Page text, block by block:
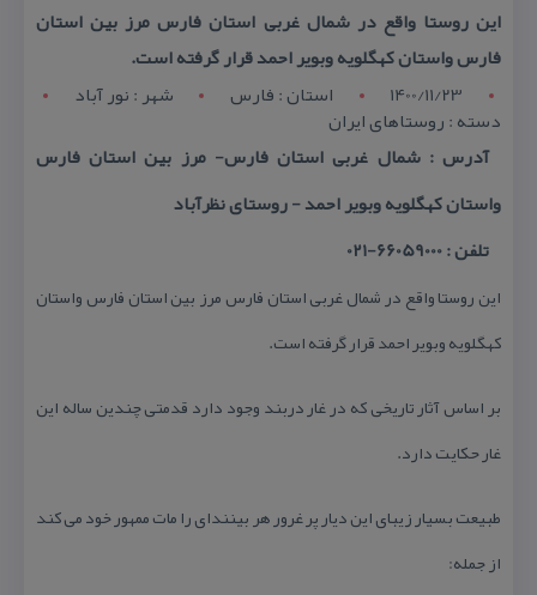
این روستا واقع در شمال غربی استان فارس مرز بین استان
فارس واستان كهگلویه وبویر احمد قرار گرفته است.
1400/11/23
استان : فارس شهر : نور آباد
دسته : روستاهای ایران
آدرس : شمال غربی استان فارس- مرز بین استان فارس
واستان كهگلویه وبویر احمد - روستای نظرآباد
تلفن : 66059000-021
این روستا واقع در شمال غربی استان فارس مرز بین استان فارس واستان
كهگلویه وبویر احمد قرار گرفته است.
بر اساس آثار تاریخی كه در غار دربند وجود دارد قدمتی چندین ساله این
غار حكایت دارد.
طبیعت بسیار زیبای این دیار پر غرور هر بینندای را مات ممهور خود می كند
از جمله: